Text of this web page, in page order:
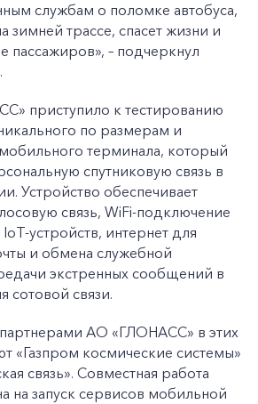
службам о поломке автобуса,
зимней трассе, спасет жизни и
пассажиров», – подчеркнул
приступило к тестированию
по размерам и
терминала, который
спутниковую связь в
Устройство обеспечивает
связь, WiFi-подключение
устройств, интернет для
и обмена служебной
экстренных сообщений в
сотовой связи.
АО «ГЛОНАСС» в этих
«Газпром космические системы»
связь». Совместная работа
на запуск сервисов мобильной